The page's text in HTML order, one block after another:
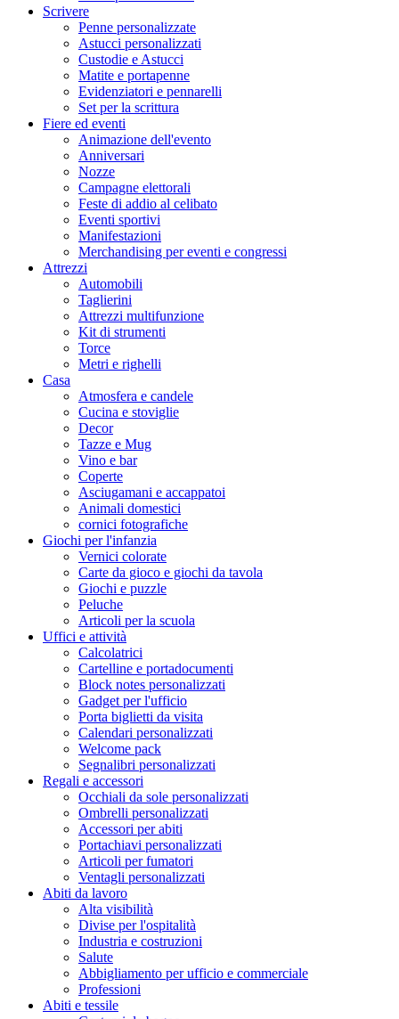
Scrivere
Penne personalizzate
Astucci personalizzati
Custodie e Astucci
Matite e portapenne
Evidenziatori e pennarelli
Set per la scrittura
Fiere ed eventi
Animazione dell'evento
Anniversari
Nozze
Campagne elettorali
Feste di addio al celibato
Eventi sportivi
Manifestazioni
Merchandising per eventi e congressi
Attrezzi
Automobili
Taglierini
Attrezzi multifunzione
Kit di strumenti
Torce
Metri e righelli
Casa
Atmosfera e candele
Cucina e stoviglie
Decor
Tazze e Mug
Vino e bar
Coperte
Asciugamani e accappatoi
Animali domestici
cornici fotografiche
Giochi per l'infanzia
Vernici colorate
Carte da gioco e giochi da tavola
Giochi e puzzle
Peluche
Articoli per la scuola
Uffici e attività
Calcolatrici
Cartelline e portadocumenti
Block notes personalizzati
Gadget per l'ufficio
Porta biglietti da visita
Calendari personalizzati
Welcome pack
Segnalibri personalizzati
Regali e accessori
Occhiali da sole personalizzati
Ombrelli personalizzati
Accessori per abiti
Portachiavi personalizzati
Articoli per fumatori
Ventagli personalizzati
Abiti da lavoro
Alta visibilità
Divise per l'ospitalità
Industria e costruzioni
Salute
Abbigliamento per ufficio e commerciale
Professioni
Abiti e tessile